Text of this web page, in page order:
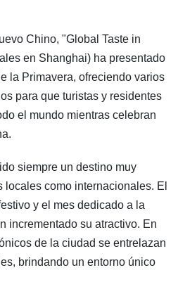
Chino, "Global Taste in
en Shanghai) ha presentado
la Primavera, ofreciendo varios
para que turistas y residentes
el mundo mientras celebran
siempre un destino muy
locales como internacionales. El
y el mes dedicado a la
incrementado su atractivo. En
de la ciudad se entrelazan
brindando un entorno único